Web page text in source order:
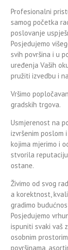
Profesionalni
samog početka
poslovanje
Posjedujemo
svih površina i u
uređenja Vaših
pružiti izvedbu i
Vršimo
gradskih trgova.
Usmjerenost na
izvršenim poslom
kojima mjerimo i
stvorila reputaciju
ostane.
Živimo od svog
a korektnost,
gradimo
Posjedujemo
ispuniti svaki vaš
osobnim
površinama,